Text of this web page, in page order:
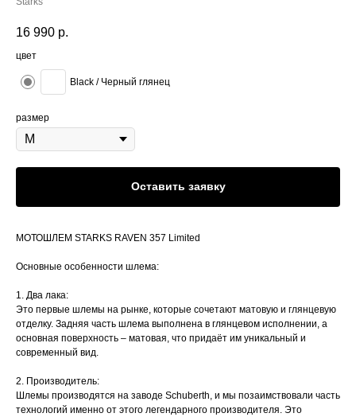
16 990 р.
цвет
Black / Черный глянец
размер
Оставить заявку
МОТОШЛЕМ STARKS RAVEN 357 Limited
Основные особенности шлема:
1. Два лака:
Это первые шлемы на рынке, которые сочетают матовую и глянцевую
отделку. Задняя часть шлема выполнена в глянцевом исполнении, а
основная поверхность – матовая, что придаёт им уникальный и
современный вид.
2. Производитель:
Шлемы производятся на заводе Schuberth, и мы позаимствовали часть
технологий именно от этого легендарного производителя. Это